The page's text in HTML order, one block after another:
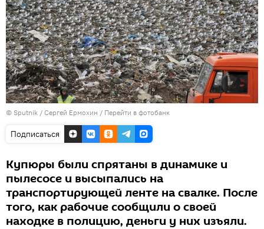
© Sputnik / Сергей Ермохин / Перейти в фотобанк
Подписаться
Купюры были спрятаны в динамике и
пылесосе и высыпались на
транспортирующей ленте на свалке. После
того, как рабочие сообщили о своей
находке в полицию, деньги у них изъяли.